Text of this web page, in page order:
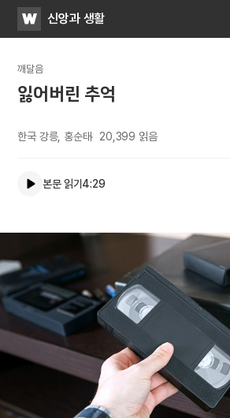
WATV신앙과 생활
깨달음
잃어버린 추억
한국 강릉, 홍순태 20,399 읽음
본문 읽기4:29